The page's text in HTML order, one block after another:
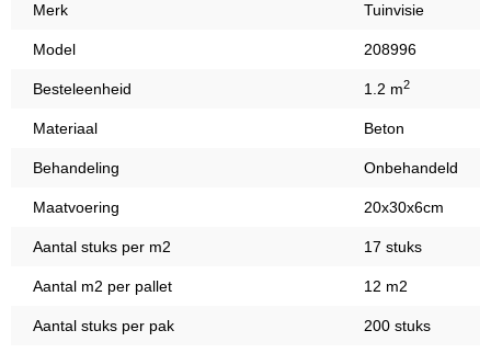
Merk Tuinvisie
Model 208996
Besteleenheid 1.2 m2
Materiaal Beton
Behandeling Onbehandeld
Maatvoering 20x30x6cm
Aantal stuks per m2 17 stuks
Aantal m2 per pallet 12 m2
Aantal stuks per pak 200 stuks